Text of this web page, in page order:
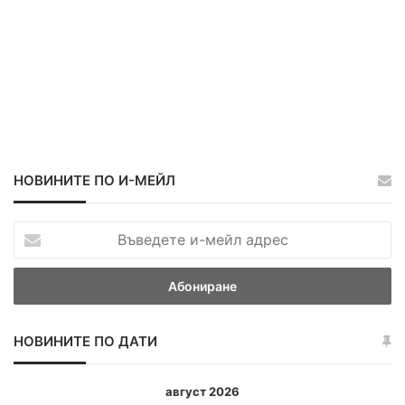
НОВИНИТЕ ПО И-МЕЙЛ
в
д
т
е
НОВИНИТЕ ПО ДАТИ
август 2026